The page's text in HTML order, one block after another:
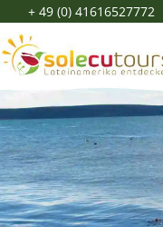
+ 49 (0) 41616527772